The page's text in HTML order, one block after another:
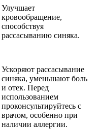
Улучшает
кровообращение,
способствуя
рассасыванию синяка.
Ускоряют рассасывание
синяка, уменьшают боль
и отек. Перед
использованием
проконсультируйтесь с
врачом, особенно при
наличии аллергии.